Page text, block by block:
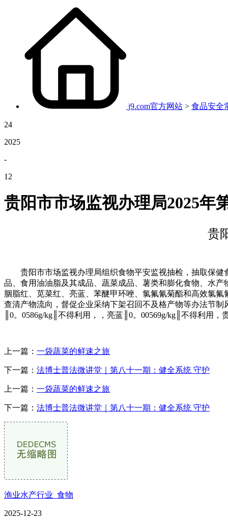
j9.com官方网站 > 食品安全
24
2025
-
12
贵阳市市场监视办理局2025年
贵
贵阳市市场监视办理局组织食物平安监视抽检，抽取保健
品、食用油油脂及其成品、蔬菜成品、薯类和膨化食物、水
胭脂红、苋菜红、亮蓝、苯醚甲环唑、氯氟氰菊酯和高效氯
查清产物流向，督促企业采纳下架召回不及格产物等办法节制
║0。0586g/kg║不得利用，，亮蓝║0。00569g/kg║不得利用
上一篇： 一袋蔬菜的鲜速之旅
下一篇： 法博士普法微讲堂｜第八十一期：健全系统 守护
上一篇： 一袋蔬菜的鲜速之旅
下一篇： 法博士普法微讲堂｜第八十一期：健全系统 守护
渔业水产行业_食物
2025-12-23